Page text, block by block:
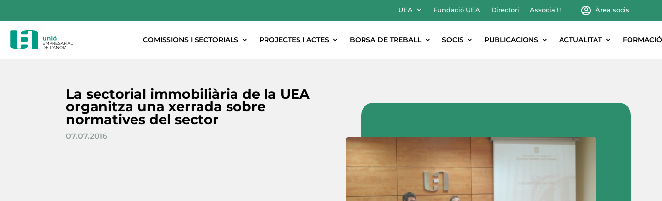
UEA Fundació UEA Directori Associa’t! Àrea socis
COMISSIONS I SECTORIALS PROJECTES I ACTES BORSA DE TREBALL SOCIS PUBLICACIONS ACTUALITAT FORMACIÓ
La sectorial immobiliària de la UEA
organitza una xerrada sobre
normatives del sector
07.07.2016